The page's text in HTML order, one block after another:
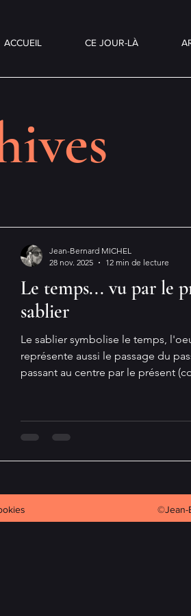
ACCUEIL CE JOUR-LÀ
Le temps... vu par le
sablier
Le sablier symbolise le temps,
représente aussi le passage du
passant au centre par le présent
prisme du sablier. Ce jour-là, mes amis, j’avais une poule.
Elle s’appelait Caroline. Alors
Jean-Bernard MICHEL
28 nov. 2025
12 min de lecture
©Jean-